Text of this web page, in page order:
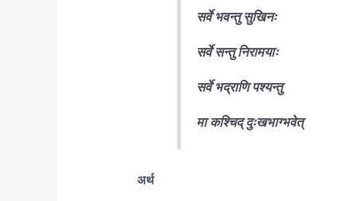
सर्वे भवन्तु सुखिनः
सर्वे सन्तु निरामयाः
सर्वे भद्राणि पश्यन्तु
मा कश्चिद् दुःखभाग्भवेत्
अर्थ